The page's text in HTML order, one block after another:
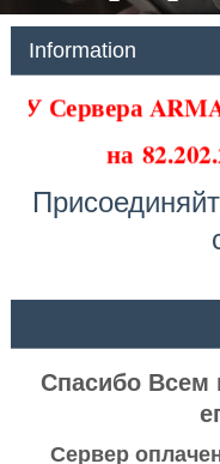
Information
У Сервера
на
Спасибо Всем
Сервер